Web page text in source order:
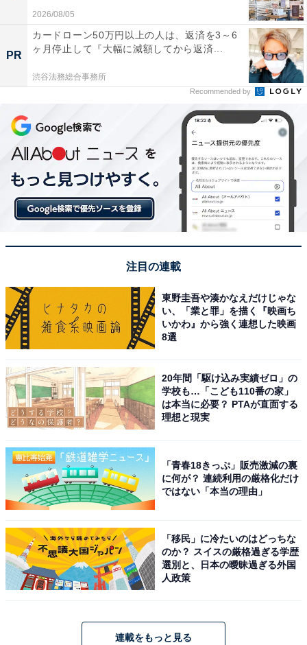
2026/08/05
PR
カードローン50万円以上の人は、返済を3～6
ヶ月停止して『大幅に減額してから返済...
渋谷法務総合事務所
Recommended by
注目の連載
東野圭吾や湊かなえだけじゃな
い、「業と罪」を描く『映画ち
いかわ』から強く連想した映画
8選
20年間「駆け込み実績ゼロ」の
学校も…「こども110番の家」
は本当に必要？ PTAが直面する
理想と現実
「青春18きっぷ」販売激減の裏
に何が？ 連続利用の厳格化だけ
ではない「本当の理由」
「移民」に冷たいのはどっちな
のか？ スイスの厳格過ぎる学歴
選別と、日本の曖昧過ぎる外国
人政策
連載をもっと見る